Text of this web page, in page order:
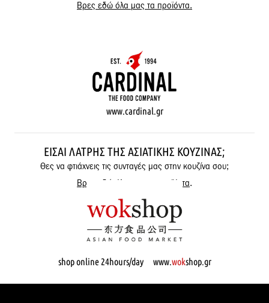
Βρες εδώ όλα μας τα προϊόντα.
www.cardinal.gr
ΕΊΣΑΙ ΛΆΤΡΗΣ ΤΗΣ ΑΣΙΑΤΙΚΉΣ ΚΟΥΖΊΝΑΣ;
Θες να φτιάχνεις τις συνταγές μας στην κουζίνα σου;
Βρες εδώ όλα μας τα προϊόντα.
shop online 24hours/day www.wokshop.gr